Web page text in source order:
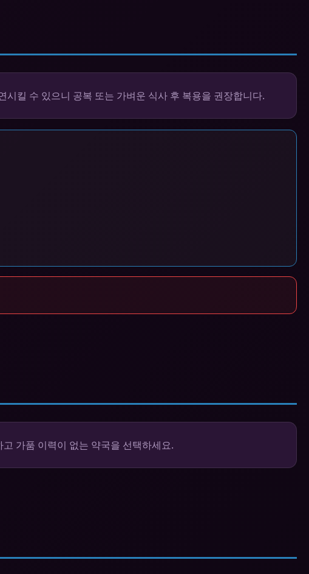
킬 수 있으니 공복 또는 가벼운 식사 후 복용을 권장합니다.
가품 이력이 없는 약국을 선택하세요.